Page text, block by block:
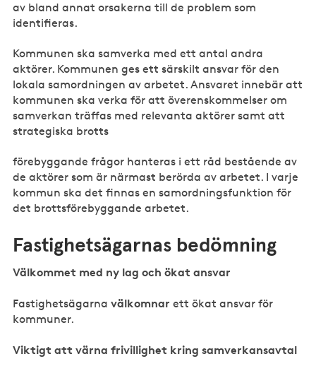
av bland annat orsakerna till de problem som
identifieras.
Kommunen ska samverka med ett antal andra
aktörer. Kommunen ges ett särskilt ansvar för den
lokala samordningen av arbetet. Ansvaret innebär att
kommunen ska verka för att överenskommelser om
samverkan träffas med relevanta aktörer samt att
strategiska brotts
förebyggande frågor hanteras i ett råd bestående av
de aktörer som är närmast berörda av arbetet. I varje
kommun ska det finnas en samordningsfunktion för
det brottsförebyggande arbetet.
Fastighetsägarnas bedömning
Välkommet med ny lag och ökat ansvar
Fastighetsägarnavälkomnar ett ökat ansvar för
kommuner.
Viktigt att värna frivillighet kring samverkansavtal